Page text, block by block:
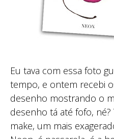
Eu tava com essa foto
tempo, e ontem recebi
desenho mostrando o
desenho tá até fofo,
make, um mais